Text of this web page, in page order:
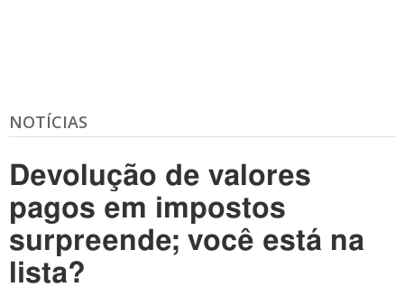
NOTÍCIAS
Devolução de valores
pagos em impostos
surpreende; você está na
lista?